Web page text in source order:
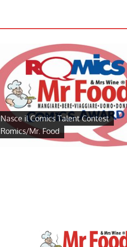
Nasce il Comics Talent Contest
Romics/Mr. Food